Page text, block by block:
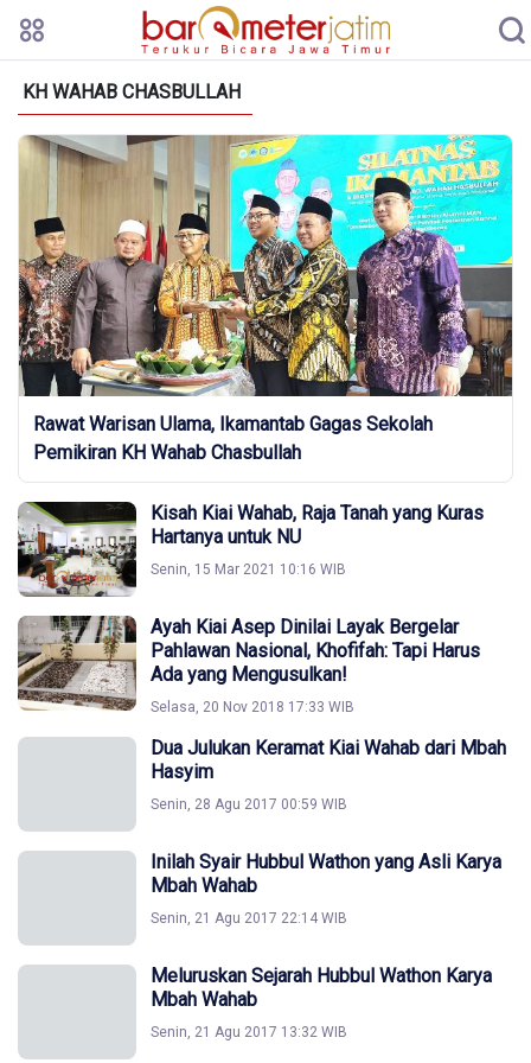
KH WAHAB CHASBULLAH
Rawat Warisan Ulama, Ikamantab Gagas Sekolah
Pemikiran KH Wahab Chasbullah
Kisah Kiai Wahab, Raja Tanah yang Kuras
Hartanya untuk NU
Senin, 15 Mar 2021 10:16 WIB
Ayah Kiai Asep Dinilai Layak Bergelar
Pahlawan Nasional, Khofifah: Tapi Harus
Ada yang Mengusulkan!
Selasa, 20 Nov 2018 17:33 WIB
Dua Julukan Keramat Kiai Wahab dari Mbah
Hasyim
Senin, 28 Agu 2017 00:59 WIB
Inilah Syair Hubbul Wathon yang Asli Karya
Mbah Wahab
Senin, 21 Agu 2017 22:14 WIB
Meluruskan Sejarah Hubbul Wathon Karya
Mbah Wahab
Senin, 21 Agu 2017 13:32 WIB